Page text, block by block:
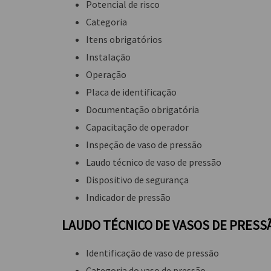
Potencial de risco
Categoria
Itens obrigatórios
Instalação
Operação
Placa de identificação
Documentação obrigatória
Capacitação de operador
Inspeção de vaso de pressão
Laudo técnico de vaso de pressão
Dispositivo de segurança
Indicador de pressão
LAUDO TÉCNICO DE VASOS DE
Identificação de vaso de pressão